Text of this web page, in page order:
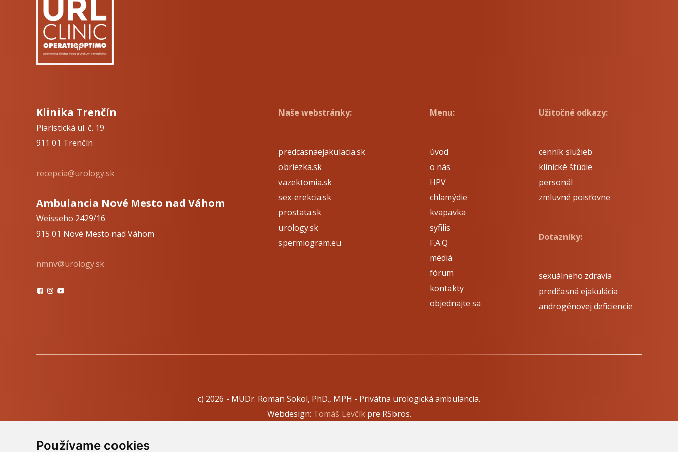
Používame cookies
Klinika Trenčín
Piaristická ul. č. 19
911 01 Trenčín
recepcia@urology.sk
Ambulancia Nové Mesto nad Váhom
Weisseho 2429/16
915 01 Nové Mesto nad Váhom
nmnv@urology.sk
Naše webstránky:
predcasnaejakulacia.sk
obriezka.sk
vazektomia.sk
sex-erekcia.sk
prostata.sk
urology.sk
spermiogram.eu
Menu:
úvod
o nás
HPV
chlamýdie
kvapavka
syfilis
F.A.Q
médiá
fórum
kontakty
objednajte sa
Užitočné odkazy:
cenník služieb
klinické štúdie
personál
zmluvné poisťovne
Dotazníky:
sexuálneho zdravia
predčasná ejakulácia
androgénovej deficiencie
c) 2026 - MUDr. Roman Sokol, PhD., MPH - Privátna urologická ambulancia.
Webdesign: Tomáš Levčíkpre RSbros.